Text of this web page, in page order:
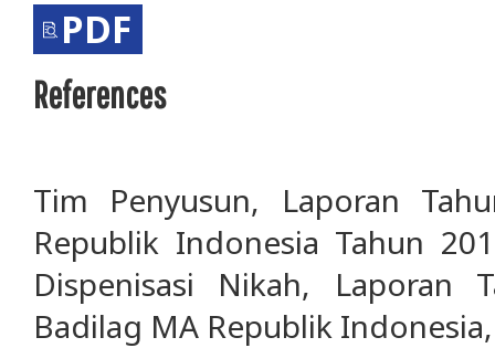
PDF
References
Tim Penyusun, Laporan
Republik Indonesia Tahun
Dispenisasi Nikah, Laporan
Badilag MA Republik